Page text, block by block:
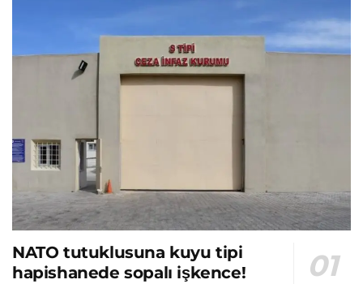
NATO tutuklusuna kuyu tipi
hapishanede sopalı işkence!